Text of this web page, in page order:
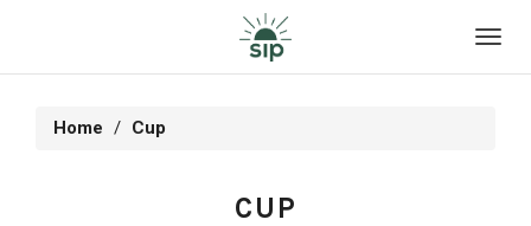
Home Cup
CUP